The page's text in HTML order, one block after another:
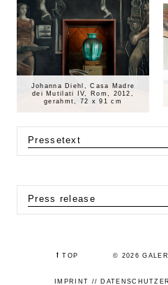
Johanna Diehl, Casa Madre
dei Mutilati IV, Rom, 2012,
gerahmt, 72 x 91 cm
Pressetext
Press release
⭡TOP © 2026
IMPRINT //